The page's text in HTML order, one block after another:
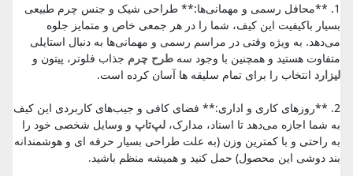
1. **محافل رسمی و مهمانی‌ها:** طراحی شیک و جنس چرم طبیعی
بسیار باکیفیت این کیف، شما را در هر جمعی خاص و متمایز جلوه
می‌دهد. به ویژه وقتی در مراسم رسمی و مهمانی‌ها به دنبال استایلی
متفاوت هستید و همچنین با وجود سهطرح چرم جذاب فلوتر، پیتون و
لیزارد انتخاب را برای تمام سلیقه ها آسان کرده است.
2. **روزهای کاری و اداری:** فضای کافی و جیب‌های کاربردی این کیف
به شما اجازه می‌دهد تا اسناد، مدارک،لپ‌تاپ و وسایل شخصی خود را
به راحتی و با کمترین وزن (به علت طراحی بسیار حرفه ای و هوشمندانه
بند دوشی این محصول) حمل کنید و همیشه منظم باشید.